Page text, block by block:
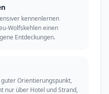
kennenlernen
Wolfskehlen einen
Entdeckungen.
Orientierungspunkt,
nur über Hotel und Strand,